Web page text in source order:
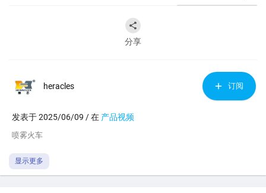
分享
heracles 订阅
发表于 2025/06/09 / 在 产品视频
⁣喷雾火车
显示更多